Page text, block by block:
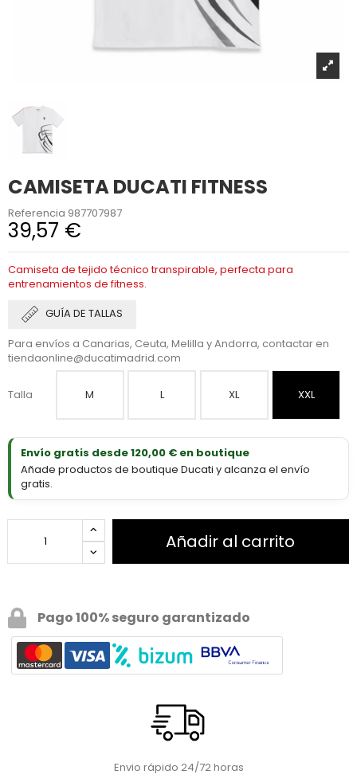
CAMISETA DUCATI FITNESS
Referencia 987707987
39,57 €
Camiseta de tejido técnico transpirable, perfecta para
entrenamientos de fitness.
GUÍA DE TALLAS
Para envíos a Canarias, Ceuta, Melilla y Andorra, contactar en
tiendaonline@ducatimadrid.com
Talla M L XL XXL
Envío gratis desde 120,00 € en boutique
Añade productos de boutique Ducati y alcanza el envío
gratis.
Añadir al carrito
Pago 100% seguro garantizado
Envio rápido 24/72 horas